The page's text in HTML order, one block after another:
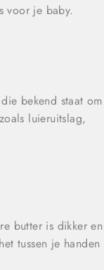
voor je baby.
bekend staat om
luieruitslag,
butter is dikker en
tussen je handen